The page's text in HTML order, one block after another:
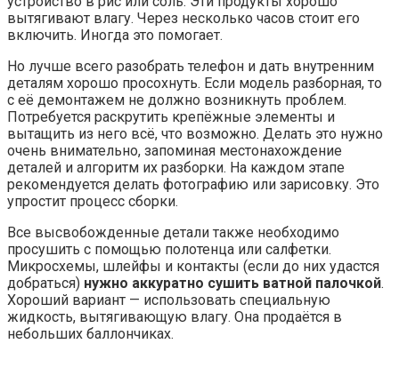
вытягивают влагу. Через несколько часов стоит его
включить. Иногда это помогает.
Но лучше всего разобрать телефон и дать внутренним
деталям хорошо просохнуть. Если модель разборная, то
с её демонтажем не должно возникнуть проблем.
Потребуется раскрутить крепёжные элементы и
вытащить из него всё, что возможно. Делать это нужно
очень внимательно, запоминая местонахождение
деталей и алгоритм их разборки. На каждом этапе
рекомендуется делать фотографию или зарисовку. Это
упростит процесс сборки.
Все высвобожденные детали также необходимо
просушить с помощью полотенца или салфетки.
Микросхемы, шлейфы и контакты (если до них удастся
добраться) нужно аккуратно сушить ватной палочкой.
Хороший вариант — использовать специальную
жидкость, вытягивающую влагу. Она продаётся в
небольших баллончиках.